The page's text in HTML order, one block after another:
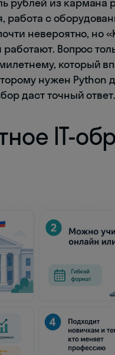
с
невероятно, но
Вопрос
который
нужен Python
даст точный ответ.
IT-